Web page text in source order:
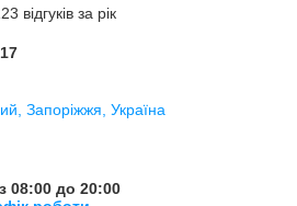
відгуків за рік
Запоріжжя, Україна
08:00 до 20:00